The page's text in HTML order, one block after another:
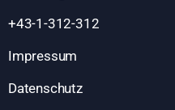
+43-1-312-312
Impressum
Datenschutz